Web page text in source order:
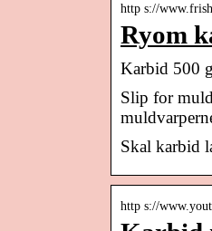
http s://
Ryom
Karbid 500
Slip for
Skal karbid
http s://